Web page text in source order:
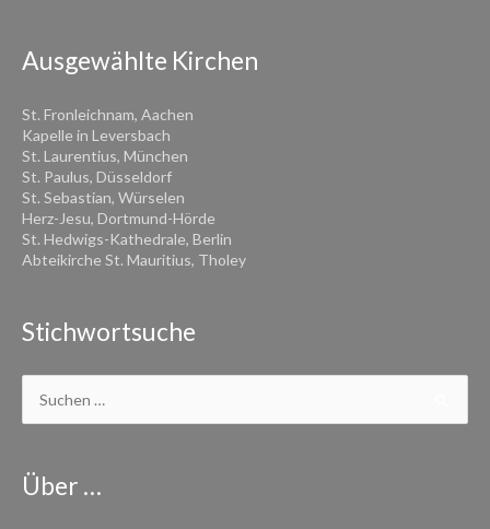
Ausgewählte Kirchen
St. Fronleichnam, Aachen
Kapelle in Leversbach
St. Laurentius, München
St. Paulus, Düsseldorf
St. Sebastian, Würselen
Herz-Jesu, Dortmund-Hörde
St. Hedwigs-Kathedrale, Berlin
Abteikirche St. Mauritius, Tholey
Stichwortsuche
nach:
Über …